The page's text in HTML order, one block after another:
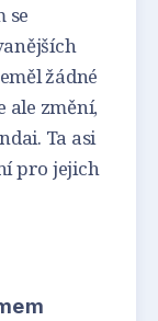
se
žádné
ale změní,
Ta asi
pro jejich